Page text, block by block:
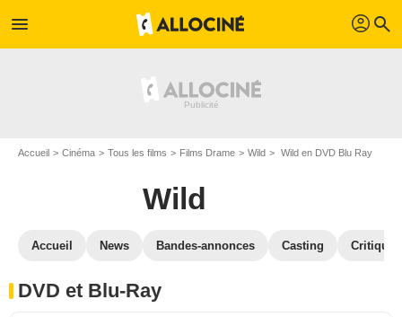
menu profil search
Accueil Cinéma Tous les films Films Drame Wild Wild en DVD Blu Ray
Wild
Accueil News Bandes-annonces Casting
DVD et Blu-Ray